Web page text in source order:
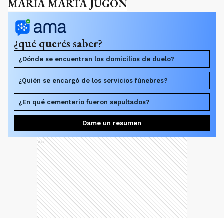
MARÍA MARTA JUGON
¿qué querés saber?
¿Dónde se encuentran los domicilios de duelo?
¿Quién se encargó de los servicios fúnebres?
¿En qué cementerio fueron sepultados?
Dame un resumen
Ads